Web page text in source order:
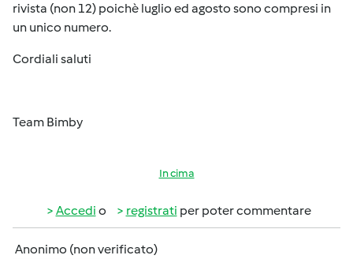
rivista (non 12) poichè luglio ed agosto sono compresi in
un unico numero.
Cordiali saluti
Team Bimby
In cima
Accedi o registrati per poter commentare
Anonimo (non verificato)